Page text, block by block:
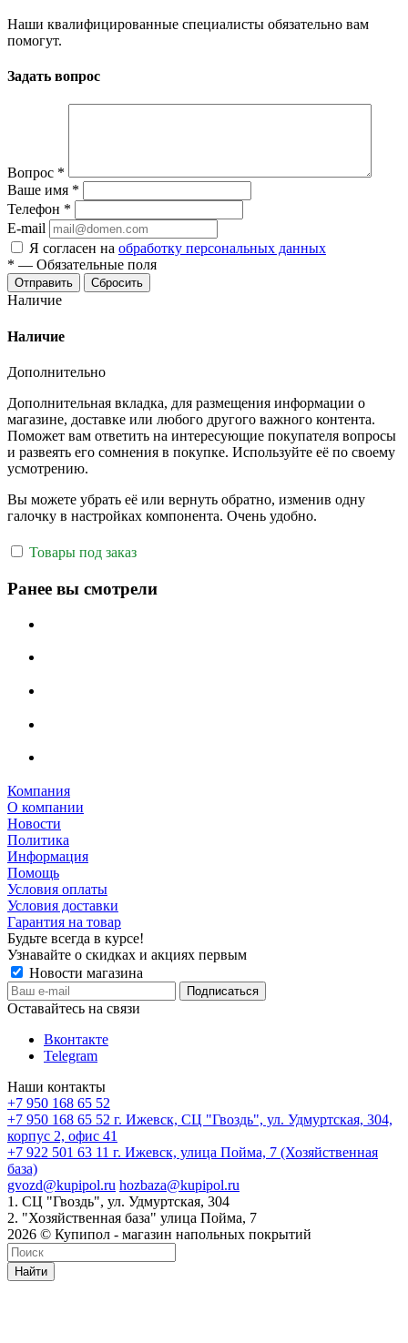
Наши квалифицированные специалисты обязательно вам
помогут.
Задать вопрос
Вопрос *
Ваше имя *
Телефон *
E-mail
Я согласен на обработку персональных данных
* — Обязательные поля
Отправить Сбросить
Наличие
Наличие
Дополнительно
Дополнительная вкладка, для размещения информации о
магазине, доставке или любого другого важного контента.
Поможет вам ответить на интересующие покупателя вопросы
и развеять его сомнения в покупке. Используйте её по своему
усмотрению.
Вы можете убрать её или вернуть обратно, изменив одну
галочку в настройках компонента. Очень удобно.
Товары под заказ
Ранее вы смотрели
Компания
О компании
Новости
Политика
Информация
Помощь
Условия оплаты
Условия доставки
Гарантия на товар
Будьте всегда в курсе!
Узнавайте о скидках и акциях первым
Новости магазина
Оставайтесь на связи
Вконтакте
Telegram
Наши контакты
+7 950 168 65 52
+7 950 168 65 52 г. Ижевск, СЦ "Гвоздь", ул. Удмуртская, 304,
корпус 2, офис 41
+7 922 501 63 11 г. Ижевск, улица Пойма, 7 (Хозяйственная
база)
gvozd@kupipol.ru hozbaza@kupipol.ru
1. СЦ "Гвоздь", ул. Удмуртская, 304
2. "Хозяйственная база" улица Пойма, 7
2026 © Купипол - магазин напольных покрытий
Найти